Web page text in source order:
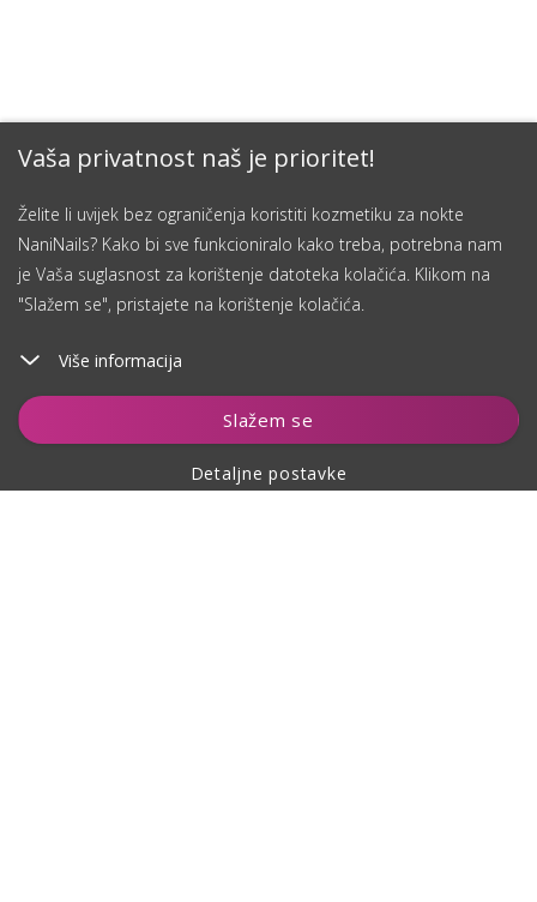
Vaša privatnost naš je prioritet!
Želite li uvijek bez ograničenja koristiti kozmetiku za nokte
NaniNails? Kako bi sve funkcioniralo kako treba, potrebna nam
je Vaša suglasnost za korištenje datoteka kolačića. Klikom na
"Slažem se", pristajete na korištenje kolačića.
Više informacija
Slažem se
Detaljne postavke
Dodaj u košaricu